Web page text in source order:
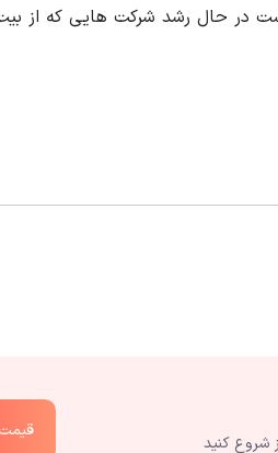
در حال رشد شرکت هایی که از
شروع کنید